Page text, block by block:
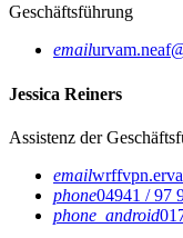
Geschäftsführung
email
Jessica Reiners
Assistenz der
email
phone04941 / 97
phone_android